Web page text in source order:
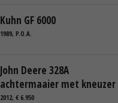
Kuhn GF 6000
1989, P.O.A.
John Deere 328A
achtermaaier met kneuzer
2012, € 6.950